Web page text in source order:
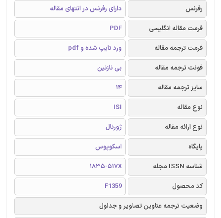
رفرنس
دارای رفرنس در انتهای مقاله
فرمت مقاله انگلیسی
PDF
فرمت ترجمه مقاله
ورد تایپ شده و pdf
فونت ترجمه مقاله
بی نازنین
سایز ترجمه مقاله
14
نوع مقاله
ISI
نوع ارائه مقاله
ژورنال
پایگاه
اسکوپوس
شناسه ISSN مجله
1835-517X
کد محصول
F1359
وضعیت ترجمه عناوین تصاویر و جداول